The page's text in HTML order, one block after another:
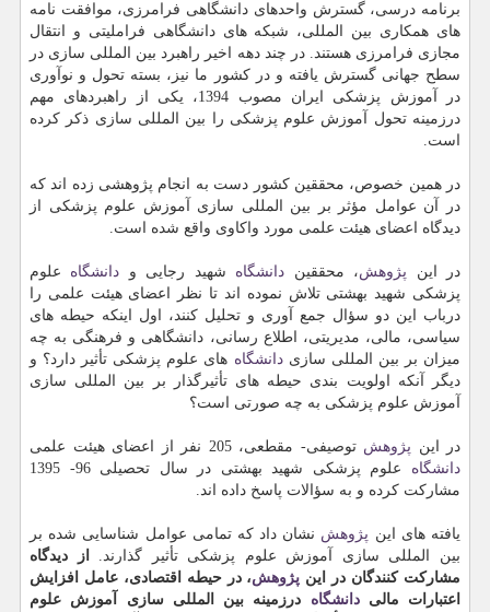
برنامه درسی، گسترش واحدهای دانشگاهی فرامرزی، موافقت نامه
های همكاری بین المللی، شبكه های دانشگاهی فراملیتی و انتقال
مجازی فرامرزی هستند. در چند دهه اخیر راهبرد بین المللی سازی در
سطح جهانی گسترش یافته و در كشور ما نیز، بسته تحول و نوآوری
در آموزش پزشكی ایران مصوب 1394، یكی از راهبردهای مهم
درزمینه تحول آموزش علوم پزشكی را بین المللی سازی ذكر كرده
است.
در همین خصوص، محققین كشور دست به انجام پژوهشی زده اند كه
در آن عوامل مؤثر بر بین المللی سازی آموزش علوم پزشكی از
دیدگاه اعضای هیئت علمی مورد واكاوی واقع شده است.
در این پژوهش، محققین دانشگاه شهید رجایی و دانشگاه علوم
پزشكی شهید بهشتی تلاش نموده اند تا نظر اعضای هیئت علمی را
درباب این دو سؤال جمع آوری و تحلیل كنند، اول اینكه حیطه های
سیاسی، مالی، مدیریتی، اطلاع رسانی، دانشگاهی و فرهنگی به چه
میزان بر بین المللی سازیدانشگاه های علوم پزشكی تأثیر دارد؟ و
دیگر آنكه اولویت بندی حیطه های تأثیرگذار بر بین المللی سازی
آموزش علوم پزشكی به چه صورتی است؟
در این پژوهش توصیفی- مقطعی، 205 نفر از اعضای هیئت علمی
دانشگاه
علوم پزشكی شهید بهشتی در سال تحصیلی 96- 1395
مشاركت كرده و به سؤالات پاسخ داده اند.
یافته های این پژوهش نشان داد كه تمامی عوامل شناسایی شده بر
بین المللی سازی آموزش علوم پزشكی تأثیر گذارند.
از دیدگاه
مشاركت كنندگان در این پژوهش، در حیطه اقتصادی، عامل افزایش
اعتبارات مالیدانشگاه درزمینه بین المللی سازی آموزش علوم